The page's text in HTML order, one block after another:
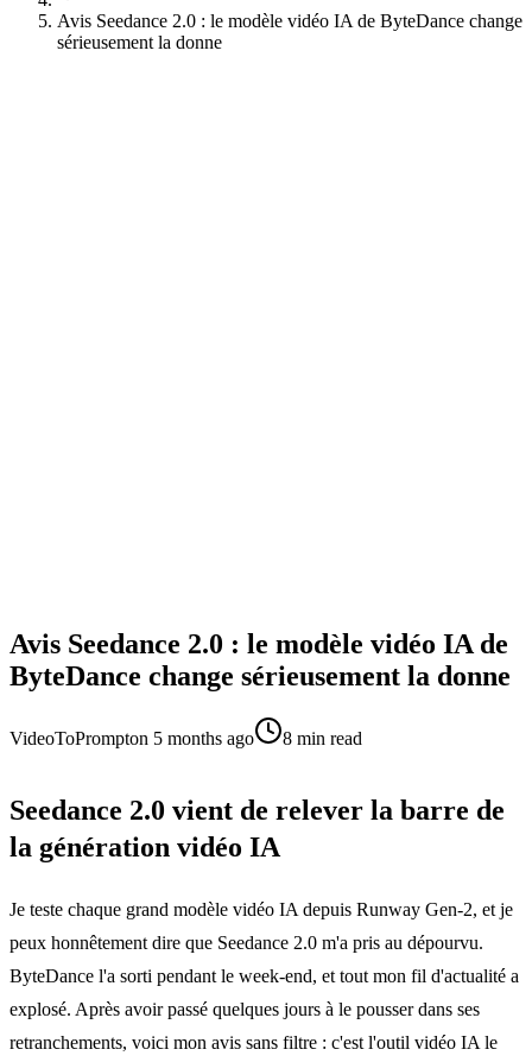
Avis Seedance 2.0 : le modèle vidéo IA de ByteDance change
sérieusement la donne
Avis Seedance 2.0 : le modèle vidéo IA de
ByteDance change sérieusement la donne
VideoToPrompton 5 months ago 8 min read
Seedance 2.0 vient de relever la barre de
la génération vidéo IA
Je teste chaque grand modèle vidéo IA depuis Runway Gen-2, et je
peux honnêtement dire que Seedance 2.0 m'a pris au dépourvu.
ByteDance l'a sorti pendant le week-end, et tout mon fil d'actualité a
explosé. Après avoir passé quelques jours à le pousser dans ses
retranchements, voici mon avis sans filtre : c'est l'outil vidéo IA le